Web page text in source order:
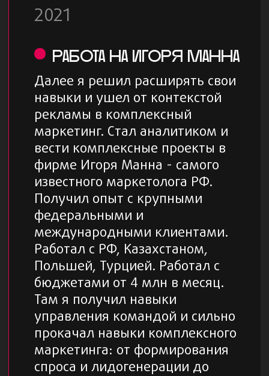
производство, маркетплейсы,
9+
Владеем огромной базой Hard Skills: bi
аналитика, Яндекс Директ, Google Ads,
Telegram Ads, Facebook Ads, Tik Tok Ads,
Pinterest Ads, Чат-боты и автоворонки
ОТВЕЧАЕМ ЗА
РЕЗУЛЬТАТ СВОЕЙ
РЕПУТАЦИЕЙ
Канал про контекстную
рекламу и маркетинг
Подписаться
Обсудить проект